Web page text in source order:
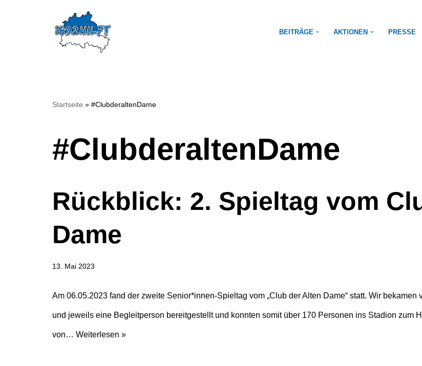
BEITRÄGE AKTIONEN PRESSE
Startseite » #ClubderaltenDame
#ClubderaltenDame
Rückblick: 2. Spieltag vom
Dame
13. Mai 2023
Am 06.05.2023 fand der zweite Senior*innen-Spieltag vom „Club der Alten Dame“ statt. Wir
und jeweils eine Begleitperson bereitgestellt und konnten somit über 170 Personen ins Stadion zum
von… Weiterlesen »